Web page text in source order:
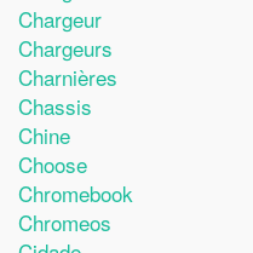
Chargeur
Chargeurs
Charnières
Chassis
Chine
Choose
Chromebook
Chromeos